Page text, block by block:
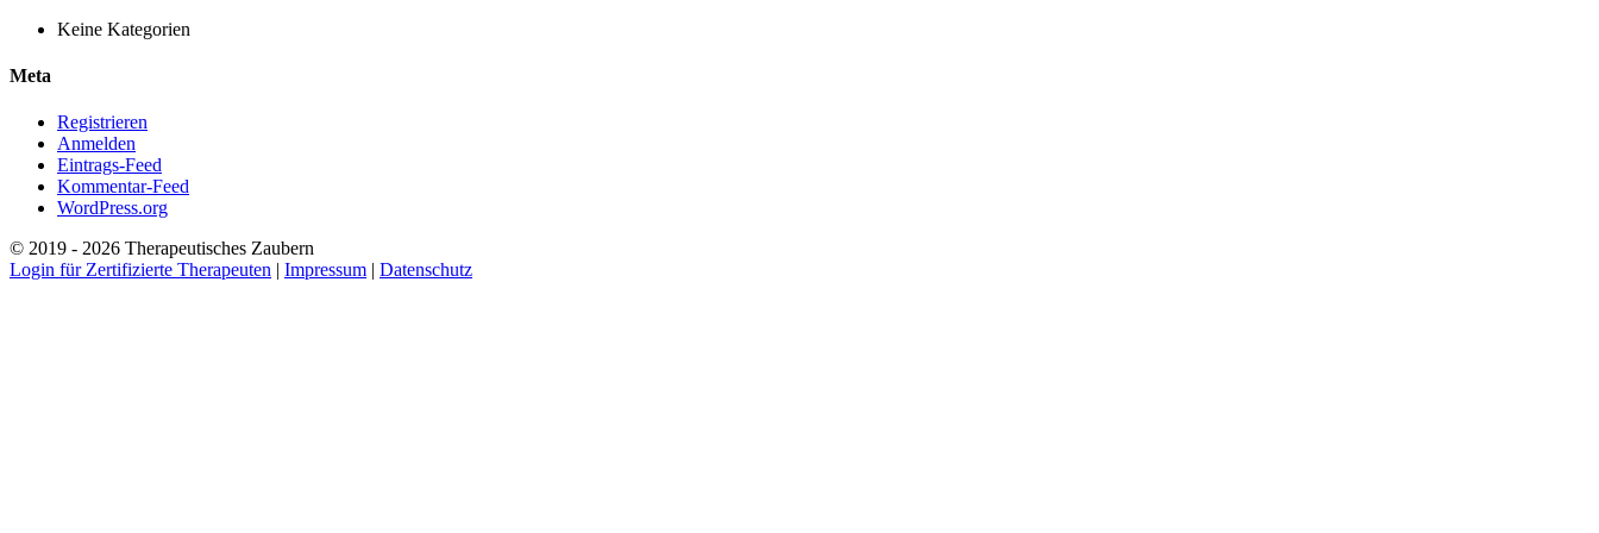
Keine Kategorien
Meta
Registrieren
Anmelden
Eintrags-Feed
Kommentar-Feed
WordPress.org
© 2019 - 2026 Therapeutisches Zaubern
Login für Zertifizierte Therapeuten | Impressum | Datenschutz